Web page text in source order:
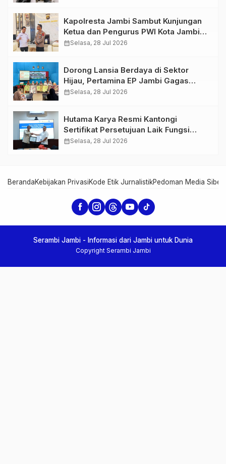
Kapolresta Jambi Sambut Kunjungan
Ketua dan Pengurus PWI Kota Jambi
Perkuat Sinergi dan Kolaborasi
calendar_monthSelasa, 28 Jul 2026
Dorong Lansia Berdaya di Sektor
Hijau, Pertamina EP Jambi Gagas
Lansiapreneur Batik Eco-Print
calendar_monthSelasa, 28 Jul 2026
Hutama Karya Resmi Kantongi
Sertifikat Persetujuan Laik Fungsi
Struktur Jembatan Musi V Tol
calendar_monthSelasa, 28 Jul 2026
BerandaKebijakan PrivasiKode Etik JurnalistikPedoman Media Siber
Serambi Jambi - Informasi dari Jambi untuk Dunia
Copyright Serambi Jambi